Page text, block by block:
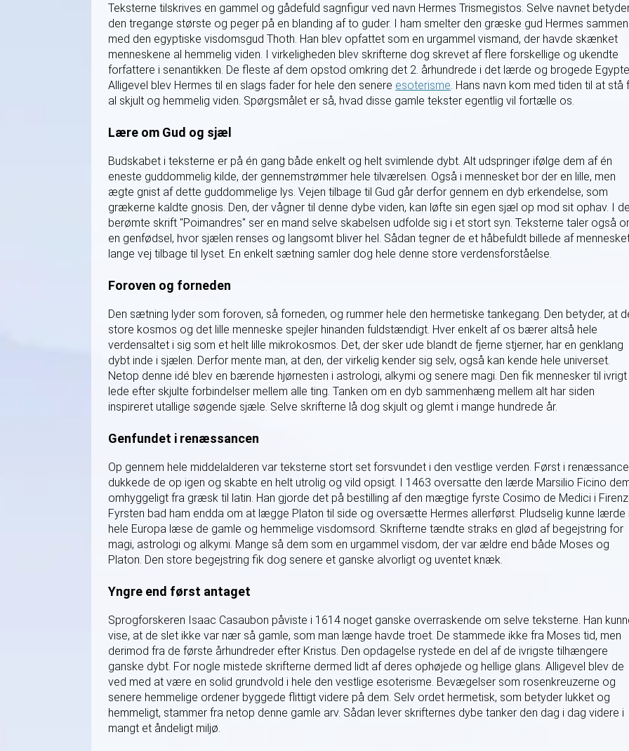
Teksterne tilskrives en gammel og gådefuld sagnfigur ved navn Hermes Trismegistos. Selve navnet
den tregange største og peger på en blanding af to guder. I ham smelter den græske gud Hermes sammen
med den egyptiske visdomsgud Thoth. Han blev opfattet som en urgammel vismand, der havde skænket
menneskene al hemmelig viden. I virkeligheden blev skrifterne dog skrevet af flere forskellige og ukendte
forfattere i senantikken. De fleste af dem opstod omkring det 2. århundrede i det lærde og brogede
Alligevel blev Hermes til en slags fader for hele den senere esoterisme . Hans navn kom med tiden til at stå
al skjult og hemmelig viden. Spørgsmålet er så, hvad disse gamle tekster egentlig vil fortælle os.
Lære om Gud og sjæl
Budskabet i teksterne er på én gang både enkelt og helt svimlende dybt. Alt udspringer ifølge dem af én
eneste guddommelig kilde, der gennemstrømmer hele tilværelsen. Også i mennesket bor der en lille, men
ægte gnist af dette guddommelige lys. Vejen tilbage til Gud går derfor gennem en dyb erkendelse, som
grækerne kaldte gnosis. Den, der vågner til denne dybe viden, kan løfte sin egen sjæl op mod sit ophav. I
berømte skrift "Poimandres" ser en mand selve skabelsen udfolde sig i et stort syn. Teksterne taler også
en genfødsel, hvor sjælen renses og langsomt bliver hel. Sådan tegner de et håbefuldt billede af
lange vej tilbage til lyset. En enkelt sætning samler dog hele denne store verdensforståelse.
Foroven og forneden
Den sætning lyder som foroven, så forneden, og rummer hele den hermetiske tankegang. Den betyder, at
store kosmos og det lille menneske spejler hinanden fuldstændigt. Hver enkelt af os bærer altså hele
verdensaltet i sig som et helt lille mikrokosmos. Det, der sker ude blandt de fjerne stjerner, har en genklang
dybt inde i sjælen. Derfor mente man, at den, der virkelig kender sig selv, også kan kende hele universet.
Netop denne idé blev en bærende hjørnesten i astrologi, alkymi og senere magi. Den fik mennesker til
lede efter skjulte forbindelser mellem alle ting. Tanken om en dyb sammenhæng mellem alt har siden
inspireret utallige søgende sjæle. Selve skrifterne lå dog skjult og glemt i mange hundrede år.
Genfundet i renæssancen
Op gennem hele middelalderen var teksterne stort set forsvundet i den vestlige verden. Først i
dukkede de op igen og skabte en helt utrolig og vild opsigt. I 1463 oversatte den lærde Marsilio Ficino
omhyggeligt fra græsk til latin. Han gjorde det på bestilling af den mægtige fyrste Cosimo de Medici i
Fyrsten bad ham endda om at lægge Platon til side og oversætte Hermes allerførst. Pludselig kunne lærde i
hele Europa læse de gamle og hemmelige visdomsord. Skrifterne tændte straks en glød af begejstring for
magi, astrologi og alkymi. Mange så dem som en urgammel visdom, der var ældre end både Moses og
Platon. Den store begejstring fik dog senere et ganske alvorligt og uventet knæk.
Yngre end først antaget
Sprogforskeren Isaac Casaubon påviste i 1614 noget ganske overraskende om selve teksterne. Han
vise, at de slet ikke var nær så gamle, som man længe havde troet. De stammede ikke fra Moses tid, men
derimod fra de første århundreder efter Kristus. Den opdagelse rystede en del af de ivrigste tilhængere
ganske dybt. For nogle mistede skrifterne dermed lidt af deres ophøjede og hellige glans. Alligevel blev de
ved med at være en solid grundvold i hele den vestlige esoterisme. Bevægelser som rosenkreuzerne og
senere hemmelige ordener byggede flittigt videre på dem. Selv ordet hermetisk, som betyder lukket og
hemmeligt, stammer fra netop denne gamle arv. Sådan lever skrifternes dybe tanker den dag i dag videre i
mangt et åndeligt miljø.